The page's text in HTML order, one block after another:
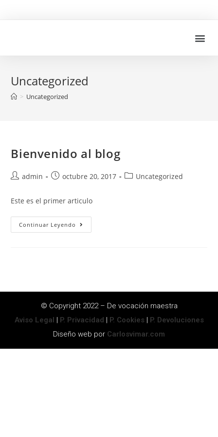
Uncategorized
> Uncategorized
Bienvenido al blog
admin octubre 20, 2017 Uncategorized
Este es el primer articulo
Continuar Leyendo
© Copyright 2022 – De vocación maestra
Aviso Legal | P. Privacidad | P. Cookies | P. Devoluciones
Diseño web por Carlosvimar.com